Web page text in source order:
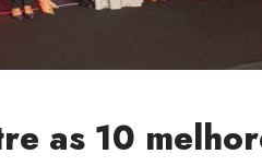
as 10